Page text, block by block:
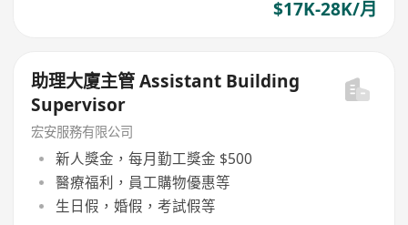
$17K-28K/月
助理大廈主管 Assistant Building
Supervisor
宏安服務有限公司
新人獎金，每月勤工獎金 $500
醫療福利，員工購物優惠等
生日假，婚假，考試假等